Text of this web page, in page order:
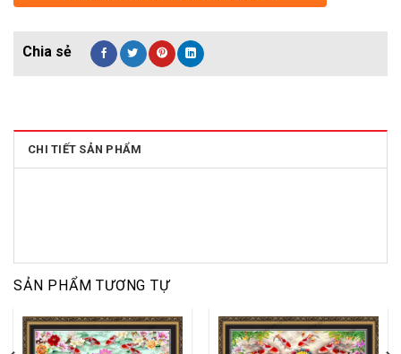
CHI TIẾT SẢN PHẨM
SẢN PHẨM TƯƠNG TỰ